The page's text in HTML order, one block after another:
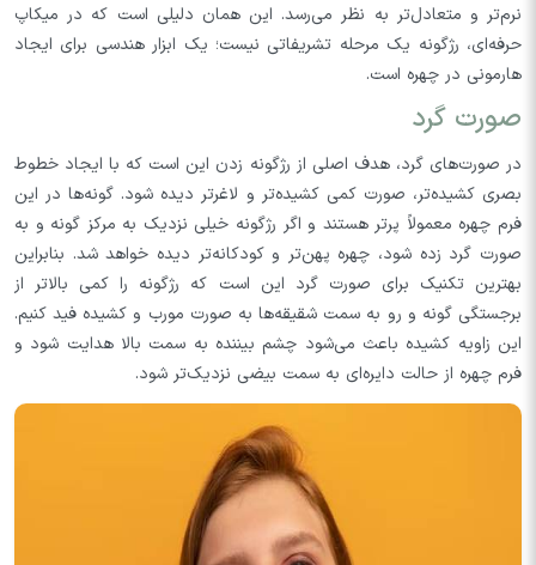
نرم‌تر و متعادل‌تر به نظر می‌رسد. این همان دلیلی است که در میکاپ
حرفه‌ای، رژگونه یک مرحله تشریفاتی نیست؛ یک ابزار هندسی برای ایجاد
هارمونی در چهره است.
صورت گرد
در صورت‌های گرد، هدف اصلی از رژگونه زدن این است که با ایجاد خطوط
بصری کشیده‌تر، صورت کمی کشیده‌تر و لاغرتر دیده شود. گونه‌ها در این
فرم چهره معمولاً پرتر هستند و اگر رژگونه خیلی نزدیک به مرکز گونه و به
صورت گرد زده شود، چهره پهن‌تر و کودکانه‌تر دیده خواهد شد. بنابراین
بهترین تکنیک برای صورت گرد این است که رژگونه را کمی بالاتر از
برجستگی گونه و رو به سمت شقیقه‌ها به صورت مورب و کشیده فید کنیم.
این زاویه کشیده باعث می‌شود چشم بیننده به سمت بالا هدایت شود و
فرم چهره از حالت دایره‌ای به سمت بیضی نزدیک‌تر شود.